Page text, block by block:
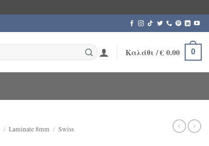
Καλάθι /€0.00 0
/ Laminate 8mm / Swiss